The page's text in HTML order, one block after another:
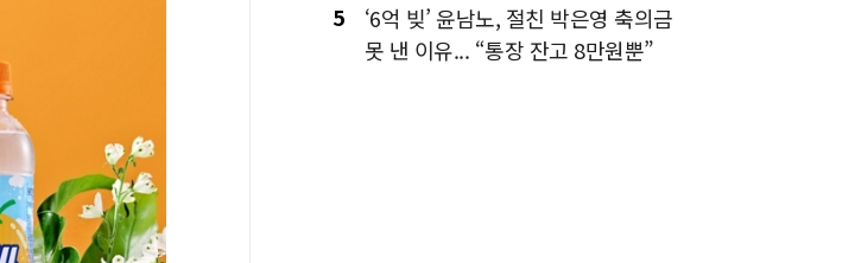
5
‘6억 빚’ 윤남노, 절친 박은영 축의금
못 낸 이유... “통장 잔고 8만원뿐”